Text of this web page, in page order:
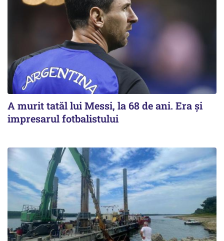
A murit tatăl lui Messi, la 68 de ani. Era și
impresarul fotbalistului